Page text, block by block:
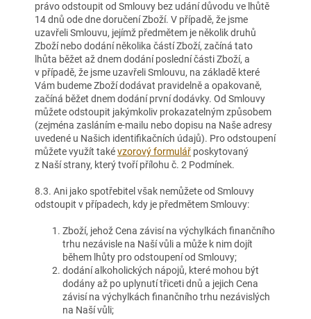
právo odstoupit od Smlouvy bez udání důvodu ve lhůtě
14 dnů ode dne doručení Zboží. V případě, že jsme
uzavřeli Smlouvu, jejímž předmětem je několik druhů
Zboží nebo dodání několika částí Zboží, začíná tato
lhůta běžet až dnem dodání poslední části Zboží, a
v případě, že jsme uzavřeli Smlouvu, na základě které
Vám budeme Zboží dodávat pravidelně a opakovaně,
začíná běžet dnem dodání první dodávky. Od Smlouvy
můžete odstoupit jakýmkoliv prokazatelným způsobem
(zejména zasláním e-mailu nebo dopisu na Naše adresy
uvedené u Našich identifikačních údajů). Pro odstoupení
můžete využít takévzorový formulář poskytovaný
z Naší strany, který tvoří přílohu č. 2 Podmínek.
8.3. Ani jako spotřebitel však nemůžete od Smlouvy
odstoupit v případech, kdy je předmětem Smlouvy:
Zboží, jehož Cena závisí na výchylkách finančního
trhu nezávisle na Naší vůli a může k nim dojít
během lhůty pro odstoupení od Smlouvy;
dodání alkoholických nápojů, které mohou být
dodány až po uplynutí třiceti dnů a jejich Cena
závisí na výchylkách finančního trhu nezávislých
na Naší vůli;